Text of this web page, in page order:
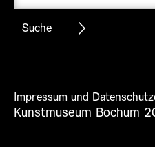
Impressum und
Kunstmuseum Bochum